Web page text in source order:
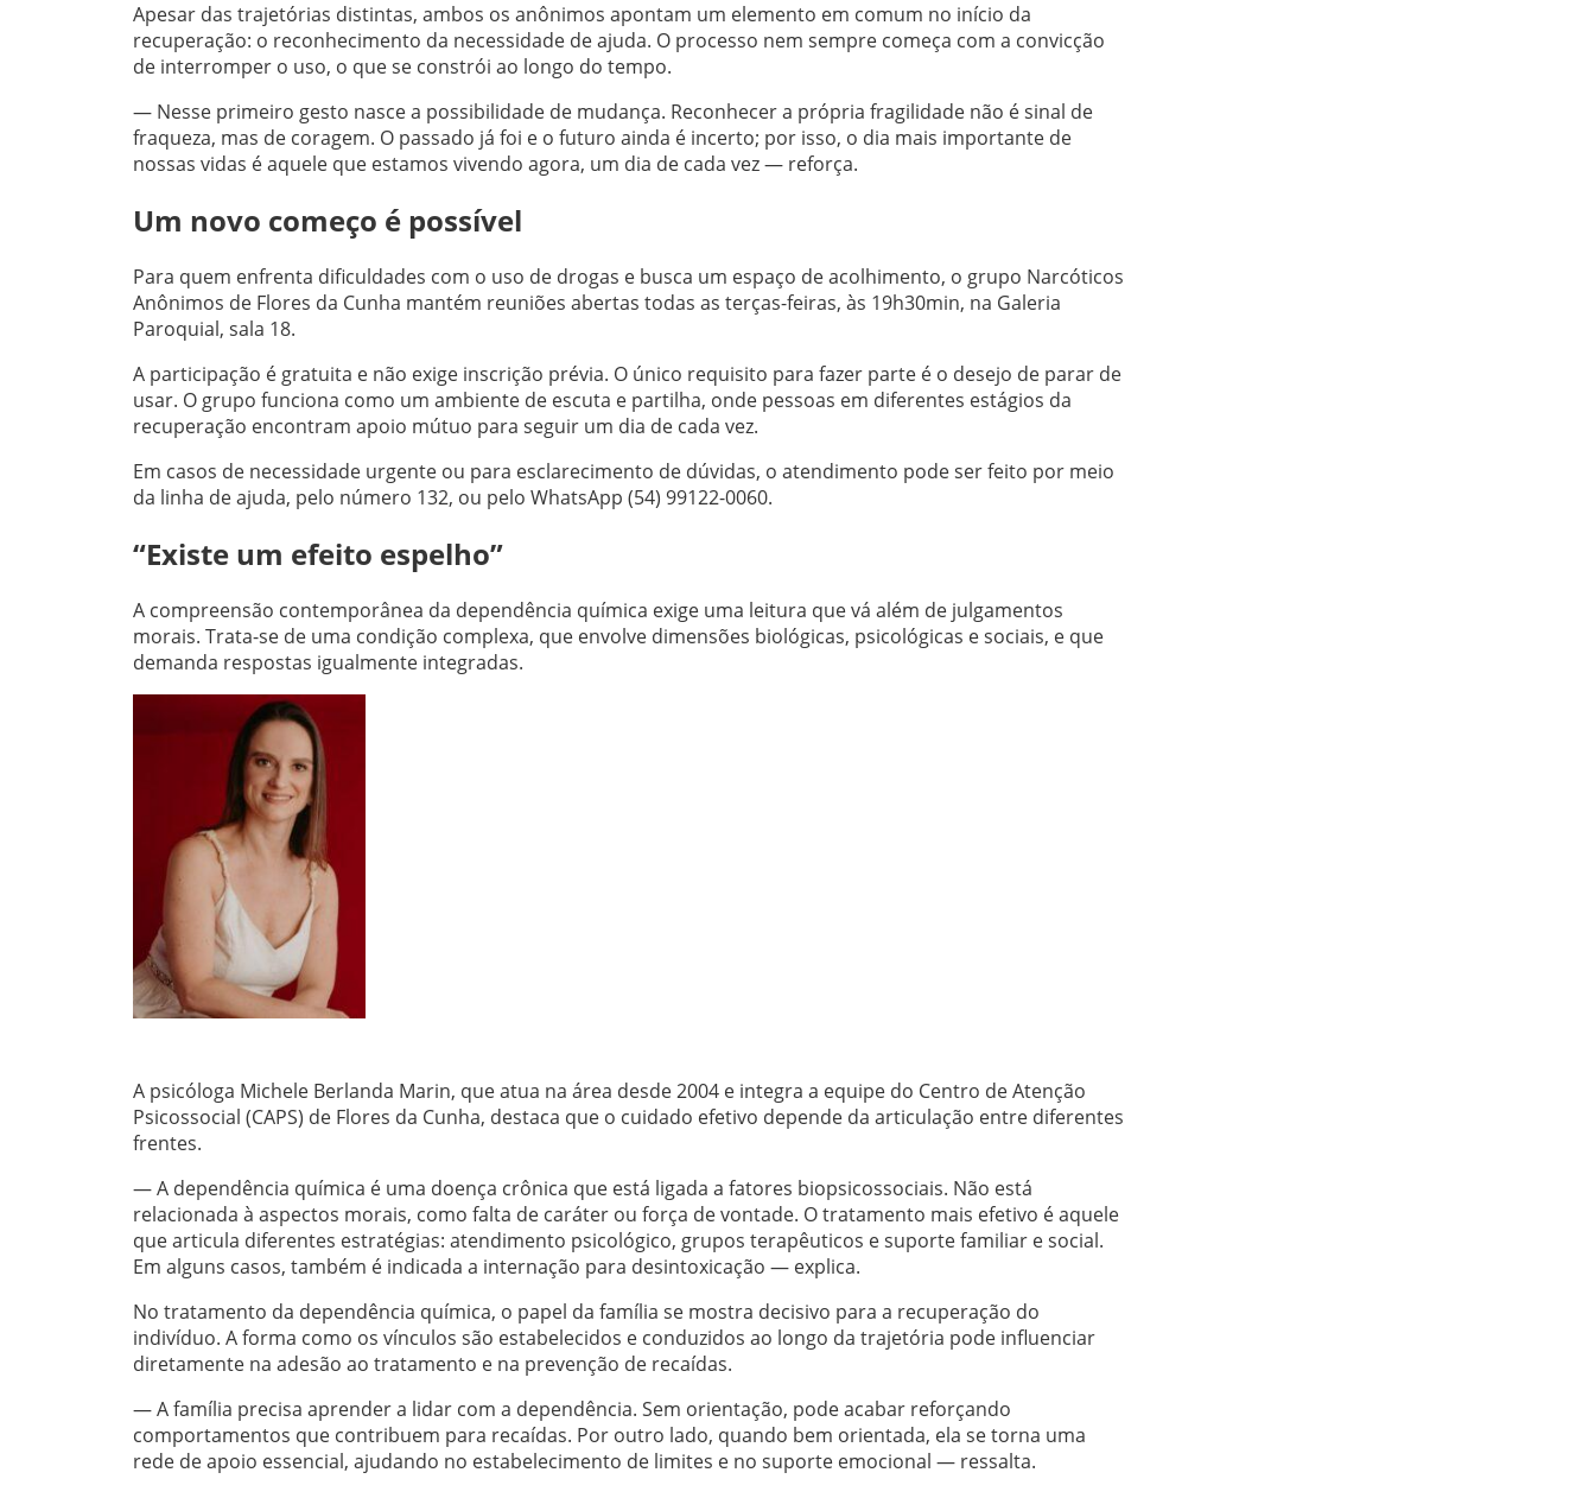
Apesar das trajetórias distintas, ambos os anônimos apontam um elemento em comum no início da
recuperação: o reconhecimento da necessidade de ajuda. O processo nem sempre começa com a convicção
de interromper o uso, o que se constrói ao longo do tempo.
— Nesse primeiro gesto nasce a possibilidade de mudança. Reconhecer a própria fragilidade não é sinal de
fraqueza, mas de coragem. O passado já foi e o futuro ainda é incerto; por isso, o dia mais importante de
nossas vidas é aquele que estamos vivendo agora, um dia de cada vez — reforça.
Um novo começo é possível
Para quem enfrenta dificuldades com o uso de drogas e busca um espaço de acolhimento, o grupo Narcóticos
Anônimos de Flores da Cunha mantém reuniões abertas todas as terças-feiras, às 19h30min, na Galeria
Paroquial, sala 18.
A participação é gratuita e não exige inscrição prévia. O único requisito para fazer parte é o desejo de parar de
usar. O grupo funciona como um ambiente de escuta e partilha, onde pessoas em diferentes estágios da
recuperação encontram apoio mútuo para seguir um dia de cada vez.
Em casos de necessidade urgente ou para esclarecimento de dúvidas, o atendimento pode ser feito por meio
da linha de ajuda, pelo número 132, ou pelo WhatsApp (54) 99122-0060.
“Existe um efeito espelho”
A compreensão contemporânea da dependência química exige uma leitura que vá além de julgamentos
morais. Trata-se de uma condição complexa, que envolve dimensões biológicas, psicológicas e sociais, e que
demanda respostas igualmente integradas.
A psicóloga Michele Berlanda Marin, que atua na área desde 2004 e integra a equipe do Centro de Atenção
Psicossocial (CAPS) de Flores da Cunha, destaca que o cuidado efetivo depende da articulação entre diferentes
frentes.
— A dependência química é uma doença crônica que está ligada a fatores biopsicossociais. Não está
relacionada à aspectos morais, como falta de caráter ou força de vontade. O tratamento mais efetivo é aquele
que articula diferentes estratégias: atendimento psicológico, grupos terapêuticos e suporte familiar e social.
Em alguns casos, também é indicada a internação para desintoxicação — explica.
No tratamento da dependência química, o papel da família se mostra decisivo para a recuperação do
indivíduo. A forma como os vínculos são estabelecidos e conduzidos ao longo da trajetória pode influenciar
diretamente na adesão ao tratamento e na prevenção de recaídas.
— A família precisa aprender a lidar com a dependência. Sem orientação, pode acabar reforçando
comportamentos que contribuem para recaídas. Por outro lado, quando bem orientada, ela se torna uma
rede de apoio essencial, ajudando no estabelecimento de limites e no suporte emocional — ressalta.